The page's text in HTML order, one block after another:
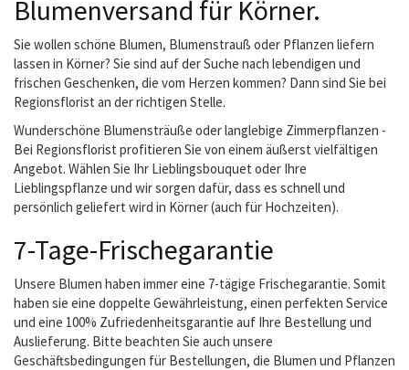
Blumenversand für Körner.
Sie wollen schöne Blumen, Blumenstrauß oder Pflanzen liefern
lassen in Körner? Sie sind auf der Suche nach lebendigen und
frischen Geschenken, die vom Herzen kommen? Dann sind Sie bei
Regionsflorist an der richtigen Stelle.
Wunderschöne Blumensträuße oder langlebige Zimmerpflanzen -
Bei Regionsflorist profitieren Sie von einem äußerst vielfältigen
Angebot. Wählen Sie Ihr Lieblingsbouquet oder Ihre
Lieblingspflanze und wir sorgen dafür, dass es schnell und
persönlich geliefert wird in Körner (auch für Hochzeiten).
7-Tage-Frischegarantie
Unsere Blumen haben immer eine 7-tägige Frischegarantie. Somit
haben sie eine doppelte Gewährleistung, einen perfekten Service
und eine 100% Zufriedenheitsgarantie auf Ihre Bestellung und
Auslieferung. Bitte beachten Sie auch unsere
Geschäftsbedingungen für Bestellungen, die Blumen und Pflanzen